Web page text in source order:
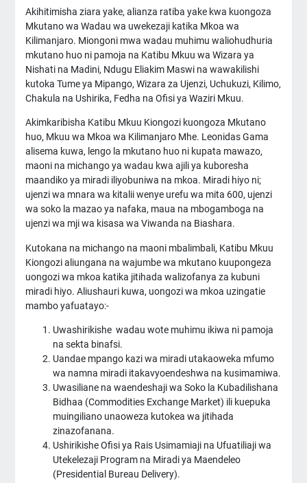
Akihitimisha ziara yake, alianza ratiba yake kwa kuongoza
Mkutano wa Wadau wa uwekezaji katika Mkoa wa
Kilimanjaro. Miongoni mwa wadau muhimu waliohudhuria
mkutano huo ni pamoja na Katibu Mkuu wa Wizara ya
Nishati na Madini, Ndugu Eliakim Maswi na wawakilishi
kutoka Tume ya Mipango, Wizara za Ujenzi, Uchukuzi, Kilimo,
Chakula na Ushirika, Fedha na Ofisi ya Waziri Mkuu.
Akimkaribisha Katibu Mkuu Kiongozi kuongoza Mkutano
huo, Mkuu wa Mkoa wa Kilimanjaro Mhe. Leonidas Gama
alisema kuwa, lengo la mkutano huo ni kupata mawazo,
maoni na michango ya wadau kwa ajili ya kuboresha
maandiko ya miradi iliyobuniwa na mkoa. Miradi hiyo ni;
ujenzi wa mnara wa kitalii wenye urefu wa mita 600, ujenzi
wa soko la mazao ya nafaka, maua na mbogamboga na
ujenzi wa mji wa kisasa wa Viwanda na Biashara.
Kutokana na michango na maoni mbalimbali, Katibu Mkuu
Kiongozi aliungana na wajumbe wa mkutano kuupongeza
uongozi wa mkoa katika jitihada walizofanya za kubuni
miradi hiyo. Aliushauri kuwa, uongozi wa mkoa uzingatie
mambo yafuatayo:-
Uwashirikishe wadau wote muhimu ikiwa ni pamoja
na sekta binafsi.
Uandae mpango kazi wa miradi utakaoweka mfumo
wa namna miradi itakavyoendeshwa na kusimamiwa.
Uwasiliane na waendeshaji wa Soko la Kubadilishana
Bidhaa (Commodities Exchange Market) ili kuepuka
muingiliano unaoweza kutokea wa jitihada
zinazofanana.
Ushirikishe Ofisi ya Rais Usimamiaji na Ufuatiliaji wa
Utekelezaji Program na Miradi ya Maendeleo
(Presidential Bureau Delivery).